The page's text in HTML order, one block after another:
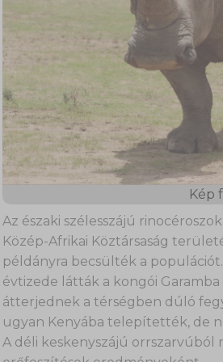
Kép
Az északi szélesszájú
Közép-Afrikai Köztársaság
példányra becsülték a
évtizede látták a kongói
átterjednek a térségben dúló
ugyan Kenyába telepítették, de
A déli keskenyszájú